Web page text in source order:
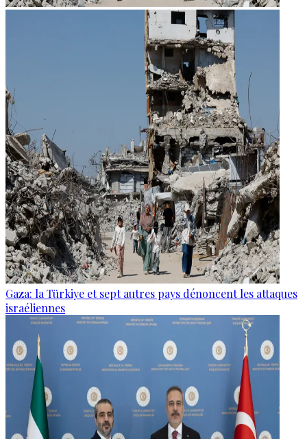
Gaza: la Türkiye et sept autres pays dénoncent les attaques
israéliennes